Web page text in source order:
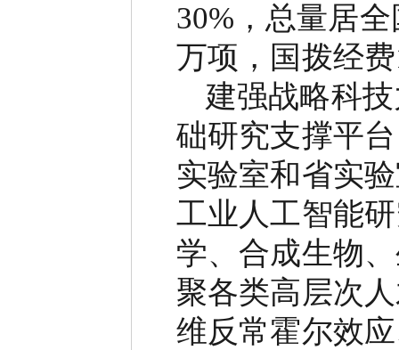
30% ，总量居
万项，国拨经费
建强战略科
础研究支撑平
实验室和省实
工业人工智能
学、合成生物
聚各类高层次
维反常霍尔效